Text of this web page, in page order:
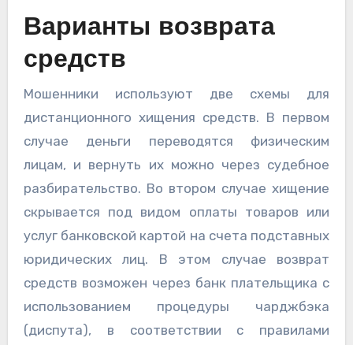
Варианты возврата
средств
Мошенники используют две схемы для
дистанционного хищения средств. В первом
случае деньги переводятся физическим
лицам, и вернуть их можно через судебное
разбирательство. Во втором случае хищение
скрывается под видом оплаты товаров или
услуг банковской картой на счета подставных
юридических лиц. В этом случае возврат
средств возможен через банк плательщика с
использованием процедуры чарджбэка
(диспута), в соответствии с правилами